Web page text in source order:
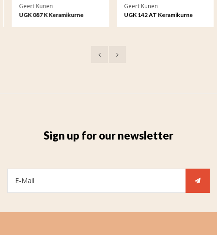
Geert Kunen
UGK 087 K Keramikurne
Geert Kunen
UGK 142 AT Keramikurne
Sign up for our newsletter